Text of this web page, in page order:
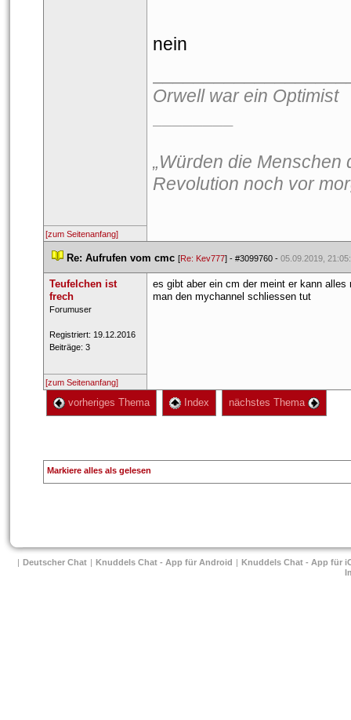
nein
Orwell war ein Optimist
„Würden die
Revolution noch vor
[zum Seitenanfang]
Re: Aufrufen vom cmc [Re: Kev777] - #3099760 - 05.09.2019,
Teufelchen ist
frech
Forumuser
Registriert: 19.12.2016
Beiträge: 3
es gibt aber ein cm der meint er kann
man den mychannel schliessen tut
[zum Seitenanfang]
vorheriges Thema Index nächstes Thema
Markiere alles als gelesen
| Deutscher Chat | Knuddels Chat - App für Android | Knuddels Chat - App für